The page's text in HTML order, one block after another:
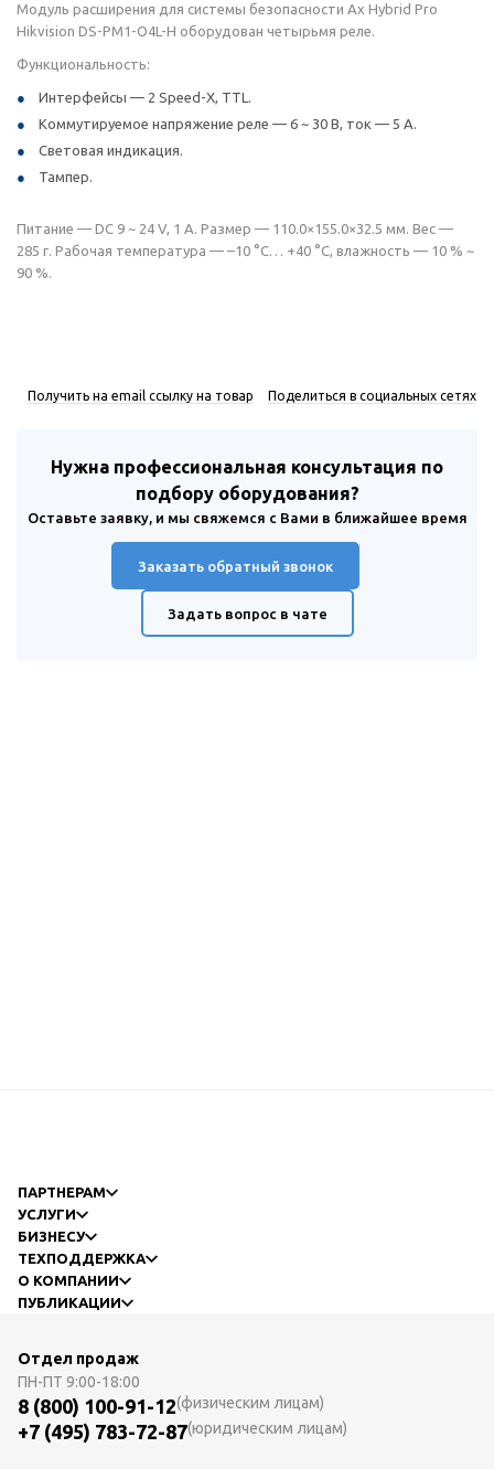
Модуль расширения для системы безопасности Ax Hybrid Pro
Hikvision DS-PM1-O4L-H оборудован четырьмя реле.
Функциональность:
Интерфейсы — 2 Speed-X, TTL.
Коммутируемое напряжение реле — 6 ~ 30 В, ток — 5 А.
Световая индикация.
Тампер.
Питание — DC 9 ~ 24 V, 1 A. Размер — 110.0×155.0×32.5 мм. Вес —
285 г. Рабочая температура — –10 °С… +40 °С, влажность — 10 % ~
90 %.
Получить на email ссылку на товар Поделиться в социальных сетях
Нужна профессиональная консультация по
подбору оборудования?
Оставьте заявку, и мы свяжемся с Вами в ближайшее время
Заказать обратный звонок
Задать вопрос в чате
ПАРТНЕРАМ
УСЛУГИ
БИЗНЕСУ
ТЕХПОДДЕРЖКА
О КОМПАНИИ
ПУБЛИКАЦИИ
Отдел продаж
ПН-ПТ 9:00-18:00
8 (800) 100-91-12(физическим лицам)
+7 (495) 783-72-87(юридическим лицам)